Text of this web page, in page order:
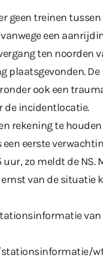
geen treinen
een
ten noorden
plaatsgevonden. De
ook een
de incidentlocatie.
rekening te
een eerste
zo meldt de NS.
van de situatie